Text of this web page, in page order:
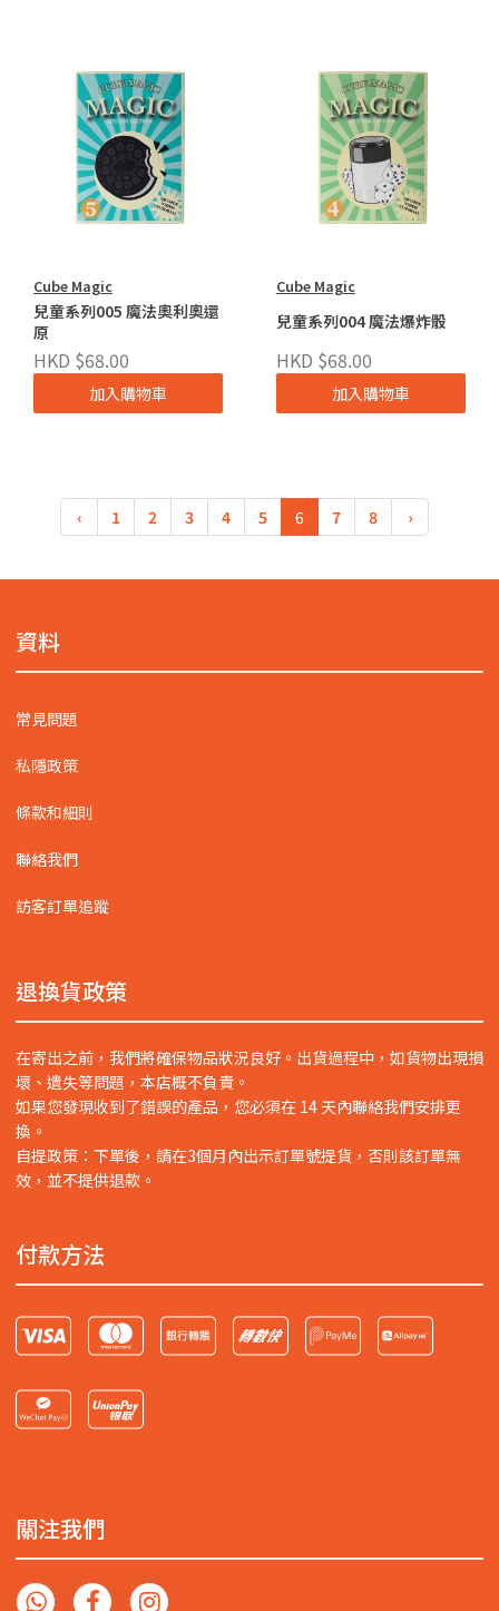
Cube Magic
兒童系列005 魔法奧利奧還
原
HKD $68.00
加入購物車
Cube Magic
兒童系列004 魔法爆炸骰
HKD $68.00
加入購物車
‹ 1 2 3 4 5 6 7 8 ›
資料
常見問題
私隱政策
條款和細則
聯絡我們
訪客訂單追蹤
退換貨政策
在寄出之前，我們將確保物品狀況良好。出貨過程中，如貨物出現損
壞、遺失等問題，本店概不負責。
如果您發現收到了錯誤的產品，您必須在 14 天內聯絡我們安排更
換。
自提政策：下單後，請在3個月內出示訂單號提貨，否則該訂單無
效，並不提供退款。
付款方法
關注我們